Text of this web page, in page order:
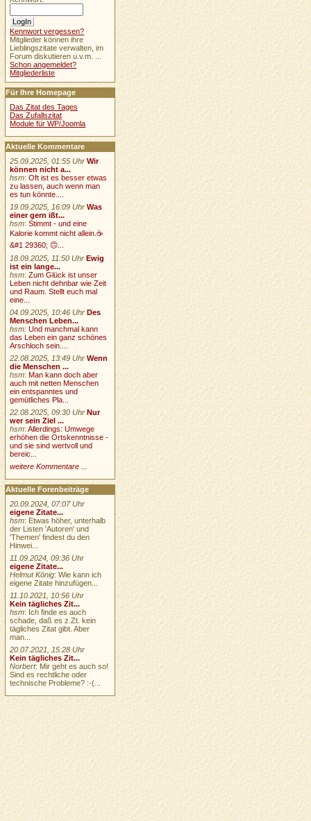
Kennwort vergessen?
Mitglieder können ihre
Lieblingszitate verwalten, im
Forum diskutieren u.v.m. ...
Schon angemeldet?
Mitgliederliste
Für Ihre Homepage
Das Zitat des Tages
Das Zufallszitat
Module für WP/Joomla
Aktuelle Kommentare
25.09.2025, 01:55 Uhr Wir
können nicht a...
hsm:Oft ist es besser etwas
zu lassen, auch wenn man
es tun könnte....
19.09.2025, 16:09 Uhr Was
einer gern ißt...
hsm:Stimmt - und eine
Kalorie kommt nicht allein.☕
&#1 29360; 🙃...
18.09.2025, 11:50 Uhr Ewig
ist ein lange...
hsm:Zum Glück ist unser
Leben nicht dehnbar wie Zeit
und Raum. Stellt euch mal
eine...
04.09.2025, 10:46 Uhr Des
Menschen Leben...
hsm:Und manchmal kann
das Leben ein ganz schönes
Arschloch sein....
22.08.2025, 13:49 Uhr Wenn
die Menschen ...
hsm:Man kann doch aber
auch mit netten Menschen
ein entspanntes und
gemütliches Pla...
22.08.2025, 09:30 Uhr Nur
wer sein Ziel ...
hsm:Allerdings: Umwege
erhöhen die Ortskenntnisse -
und sie sind wertvoll und
bereic...
weitere Kommentare ...
Aktuelle Forenbeiträge
20.09.2024, 07:07 Uhr
eigene Zitate...
hsm: Etwas höher, unterhalb
der Listen 'Autoren' und
'Themen' findest du den
Hinwei...
11.09.2024, 09:36 Uhr
eigene Zitate...
Helmut König: Wie kann ich
eigene Zitate hinzufügen...
11.10.2021, 10:56 Uhr
Kein tägliches Zit...
hsm: Ich finde es auch
schade, daß es z.Zt. kein
tägliches Zitat gibt. Aber
man...
20.07.2021, 15:28 Uhr
Kein tägliches Zit...
Norbert: Mir geht es auch so!
Sind es rechtliche oder
technische Probleme? :-(...